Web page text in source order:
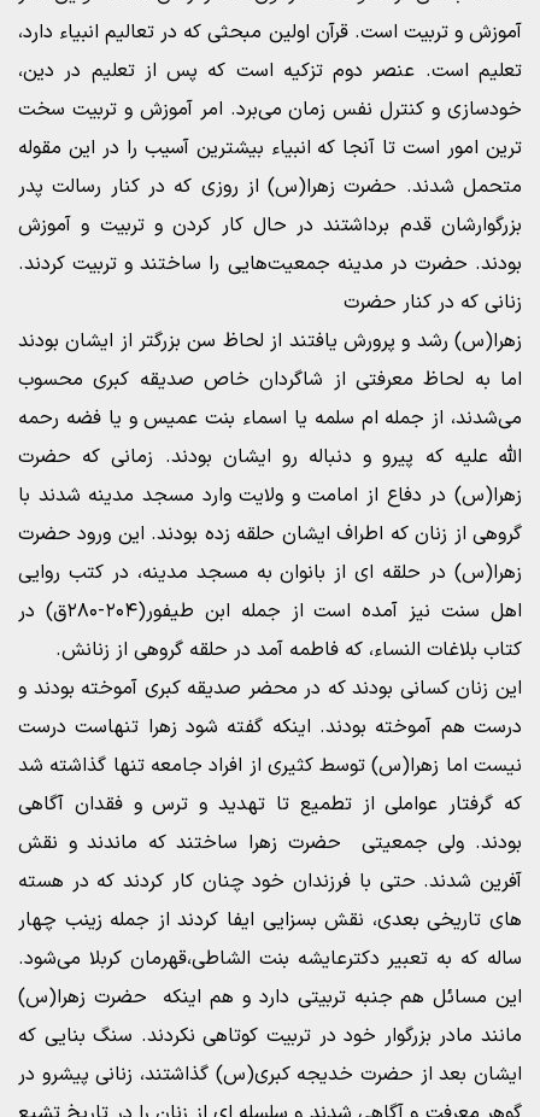
آموزش و تربیت است. قرآن اولین مبحثی که در تعالیم انبیاء دارد،
تعلیم است. عنصر دوم تزکیه است که پس از تعلیم در دین،
خودسازی و کنترل نفس زمان می‌برد. امر آموزش و تربیت سخت
ترین امور است تا آنجا که انبیاء بیشترین آسیب را در این مقوله
متحمل شدند. حضرت زهرا(س) از روزی که در کنار رسالت پدر
بزرگوارشان قدم برداشتند در حال کار کردن و تربیت و آموزش
بودند. حضرت در مدینه جمعیت‌هایی را ساختند و تربیت کردند.
زنانی که در کنار حضرت
زهرا(س) رشد و پرورش یافتند از لحاظ سن بزرگتر از ایشان بودند
اما به لحاظ معرفتی از شاگردان خاص صدیقه کبری محسوب
می‌شدند، از جمله ام سلمه یا اسماء بنت عمیس و یا فضه رحمه
الله علیه که پیرو و دنباله رو ایشان بودند. زمانی که حضرت
زهرا(س) در دفاع از امامت و ولایت وارد مسجد مدینه شدند با
گروهی از زنان که اطراف ایشان حلقه زده بودند. این ورود حضرت
زهرا(س) در حلقه ای از بانوان به مسجد مدینه، در کتب روایی
اهل سنت نیز آمده است از جمله ابن طیفور(۲۰۴-۲۸۰ق) در
کتاب بلاغات النساء، که فاطمه آمد در حلقه گروهی از زنانش.
این زنان کسانی بودند که در محضر صدیقه کبری آموخته بودند و
درست هم آموخته بودند. اینکه گفته شود زهرا تنهاست درست
نیست اما زهرا(س) توسط کثیری از افراد جامعه تنها گذاشته شد
که گرفتار عواملی از تطمیع تا تهدید و ترس و فقدان آگاهی
بودند. ولی جمعیتی حضرت زهرا ساختند که ماندند و نقش
آفرین شدند. حتی با فرزندان خود چنان کار کردند که در هسته
های تاریخی بعدی، نقش بسزایی ایفا کردند از جمله زینب چهار
ساله که به تعبیر دکترعایشه بنت الشاطی،قهرمان کربلا می‌شود.
این مسائل هم جنبه تربیتی دارد و هم اینکه حضرت زهرا(س)
مانند مادر بزرگوار خود در تربیت کوتاهی نکردند. سنگ بنایی که
ایشان بعد از حضرت خدیجه کبری(س) گذاشتند، زنانی پیشرو در